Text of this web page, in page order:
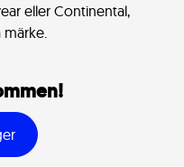
eller Continental,